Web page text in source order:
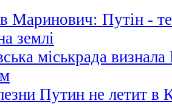
Маринович: Путін -
землі
міськрада
Путин не летит в